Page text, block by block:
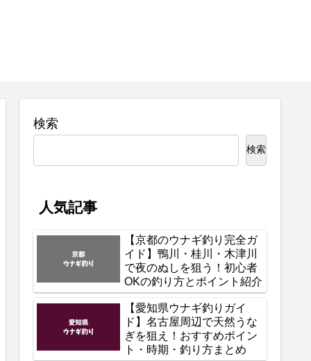
検索
検索
人気記事
【京都のウナギ釣り完全ガ
イド】鴨川・桂川・木津川
で夜のぬしを狙う！初心者
OKの釣り方とポイント紹介
【愛知県ウナギ釣りガイ
ド】名古屋周辺で天然うな
ぎを狙え！おすすめポイン
ト・時期・釣り方まとめ